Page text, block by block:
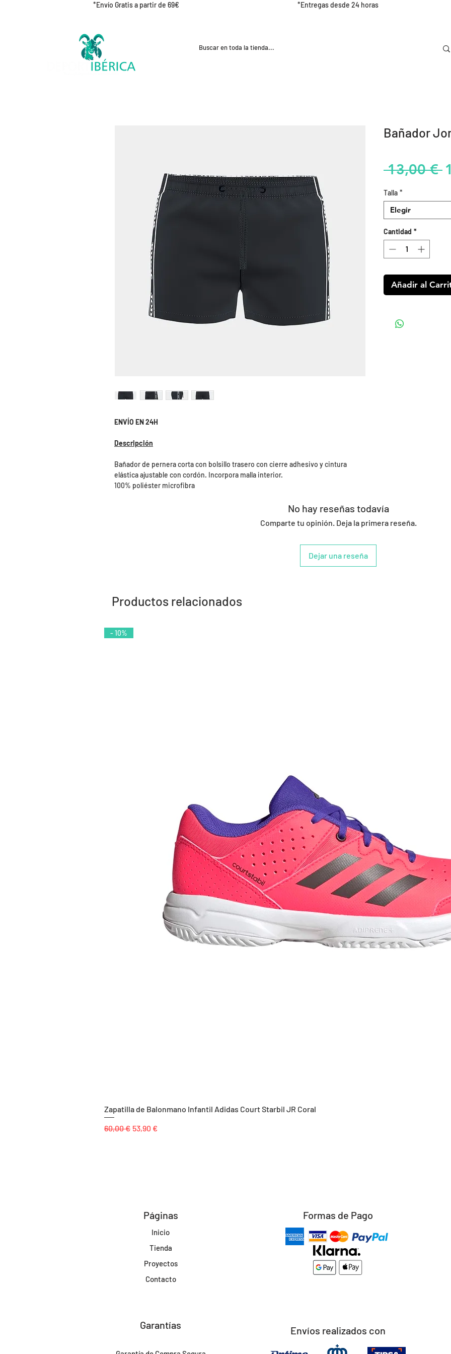
*Envío Gratis a partir de 69€ *Entregas desde 24 horas
ENVÍO EN 24H
Descripción
Bañador de pernera corta con bolsillo trasero con cierre adhesivo y cintura
elástica ajustable con cordón. Incorpora malla interior.
100% poliéster microfibra
Bañador
13,00 €
Talla *
Elegir
Cantidad *
Añadir al
No hay reseñas todavía
Comparte tu opinión. Deja la primera reseña.
Dejar una reseña
Productos relacionados
- 10%
Zapatilla de Balonmano Infantil Adidas Court Starbil JR Coral
Precio
60,00 € Precio de oferta
53,90 €
Páginas
Inicio
Tienda
Proyectos
Contacto
Garantías
Formas de Pago
Envíos realizados con